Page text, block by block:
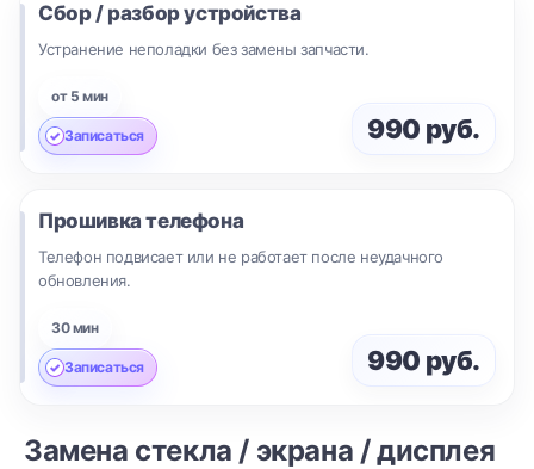
Сбор / разбор устройства
Устранение неполадки без замены запчасти.
от 5 мин
Записаться 990 руб.
Прошивка телефона
Телефон подвисает или не работает после неудачного
обновления.
30 мин
Записаться 990 руб.
Замена стекла / экрана / дисплея